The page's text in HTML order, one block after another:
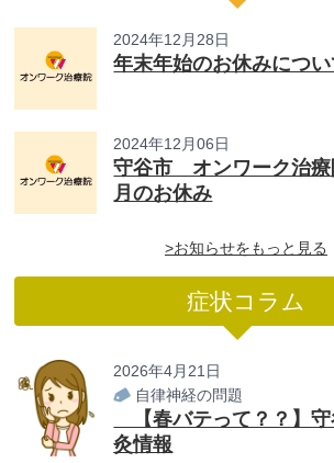
2024年12月28日
年末年始のお休みについ
2024年12月06日
守谷市 オンワーク治
月のお休み
>お知らせをもっと見る
症状コラム
2026年4月21日
自律神経の問題
【春バテって？？】
灸情報